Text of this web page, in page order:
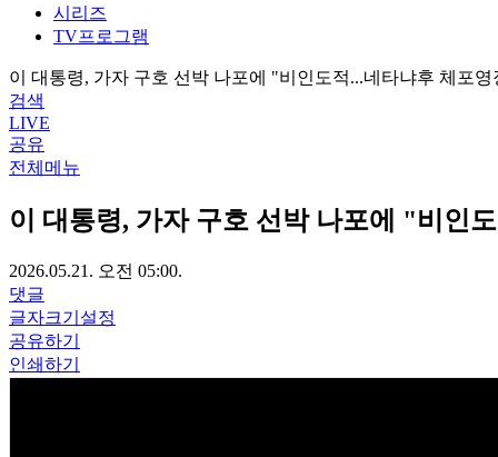
시리즈
TV프로그램
이 대통령, 가자 구호 선박 나포에 "비인도적...네타냐후 체포
검색
LIVE
공유
전체메뉴
이 대통령, 가자 구호 선박 나포에 "비인
2026.05.21. 오전 05:00.
댓글
글자크기설정
공유하기
인쇄하기